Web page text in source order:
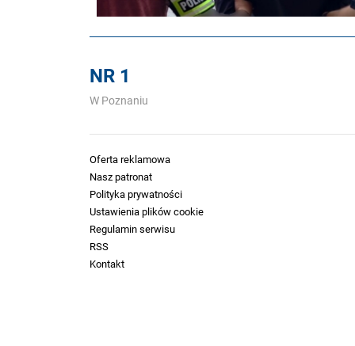
NR 1
W Poznaniu
Oferta reklamowa
Nasz patronat
Polityka prywatności
Ustawienia plików cookie
Regulamin serwisu
RSS
Kontakt